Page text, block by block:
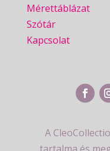
Mérettáblázat
Szótár
Kapcsolat
A